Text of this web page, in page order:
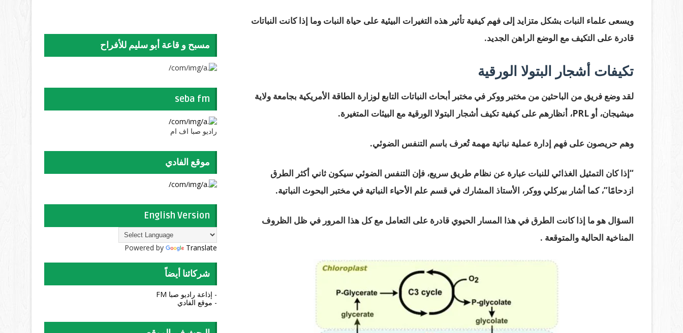
ويسعى علماء النبات بشكل متزايد إلى فهم كيفية تأثير هذه التغيرات البيئية على حياة النبات وما إذا كانت النباتات
قادرة على التكيف مع الوضع الراهن الجديد.
تكيفات أشجار البتولا الورقية
لقد وضع فريق من الباحثين من مختبر ووكر في مختبر أبحاث النباتات التابع لوزارة الطاقة الأمريكية بجامعة ولاية
ميشيجان، أو PRL، أنظارهم على كيفية تكيف أشجار البتولا الورقية مع البيئات المتغيرة.
وهم حريصون على فهم إدارة عملية نباتية مهمة تُعرف باسم التنفس الضوئي.
“إذا كان التمثيل الغذائي للنبات عبارة عن نظام طريق سريع، فإن التنفس الضوئي سيكون ثاني أكثر الطرق
ازدحامًا”، كما أشار بيركلي ووكر، الأستاذ المشارك في قسم علم الأحياء النباتية في مختبر البحوث النباتية.
السؤال هو ما إذا كانت الطرق في هذا المسار الحيوي قادرة على التعامل مع كل هذا المرور في ظل الظروف
المناخية الحالية والمتوقعة .
مسبح و قاعة أبو سليم للأفراح
seba fm
راديو صبا اف ام
موقع الفادي
English Version
Powered by Translate
شركائنا أيضاً
- إذاعة راديو صبا FM
- موقع الفادي